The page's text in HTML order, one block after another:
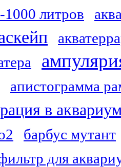
литров
апистограмма
в
барбус мутант
для